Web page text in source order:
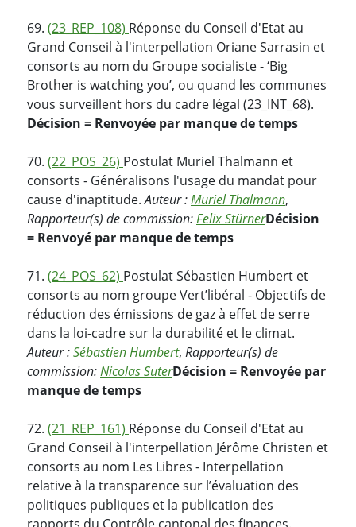
69. (23_REP_108) Réponse du Conseil d'Etat au
Grand Conseil à l'interpellation Oriane Sarrasin et
consorts au nom du Groupe socialiste - ‘Big
Brother is watching you’, ou quand les communes
vous surveillent hors du cadre légal (23_INT_68).
Décision = Renvoyée par manque de temps
70. (22_POS_26) Postulat Muriel Thalmann et
consorts - Généralisons l'usage du mandat pour
cause d'inaptitude.Auteur :Muriel Thalmann,
Rapporteur(s) de commission:Felix StürnerDécision
= Renvoyé par manque de temps
71. (24_POS_62) Postulat Sébastien Humbert et
consorts au nom groupe Vert’libéral - Objectifs de
réduction des émissions de gaz à effet de serre
dans la loi-cadre sur la durabilité et le climat.
Auteur :Sébastien Humbert, Rapporteur(s) de
commission:Nicolas SuterDécision = Renvoyée par
manque de temps
72. (21_REP_161) Réponse du Conseil d'Etat au
Grand Conseil à l'interpellation Jérôme Christen et
consorts au nom Les Libres - Interpellation
relative à la transparence sur l’évaluation des
politiques publiques et la publication des